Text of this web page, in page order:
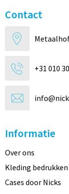
Contact
+31 010
Informatie
Over ons
Kleding bedrukken
Cases door Nicks